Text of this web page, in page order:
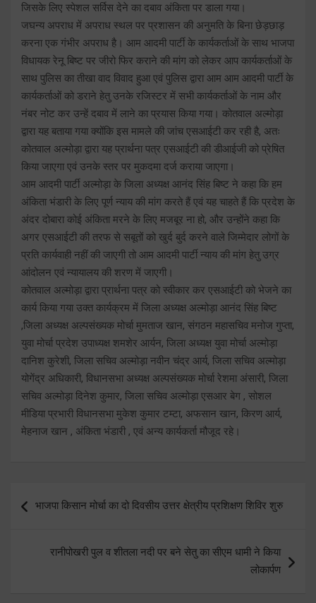
जिसके लिए स्पेशल सर्विस देने का दबाव अंकिता पर डाला गया।
जघन्य अपराध में अपराध स्थल पर प्रशासन की अनुमति के बिना छेड़छाड़
करना एक गंभीर अपराध है। आम आदमी पार्टी के कार्यकर्ताओं के साथ भाजपा
विधायक रेनू बिष्ट पर जीरो फिर कराने की मांग को लेकर आप कार्यकर्ताओं के
साथ पुलिस का तीखा वाद विवाद हुआ एवं पुलिस द्वारा आम आम आदमी पार्टी के
कार्यकर्ताओं को डराने हेतु उनके रजिस्टर में सभी कार्यकर्ताओं के नाम और
नंबर नोट कर उन्हें दबाव में लाने का प्रयास किया गया। कोतवाल अल्मोड़ा
द्वारा यह बताया गया क्योंकि इस मामले की जांच एसआईटी कर रही है, अतः
कोतवाल अल्मोड़ा द्वारा यह प्रार्थना पत्र एसआईटी की डीआईजी को प्रेषित
किया जाएगा एवं उनके स्तर पर मुकदमा दर्ज कराया जाएगा।
आम आदमी पार्टी अल्मोड़ा के जिला अध्यक्ष आनंद सिंह बिष्ट ने कहा कि हम
अंकिता भंडारी के लिए पूर्ण न्याय की मांग करते हैं एवं यह चाहते हैं कि प्रदेश के
अंदर दोबारा कोई अंकिता मरने के लिए मजबूर ना हो, और उन्होंने कहा कि
अगर एसआईटी की तरफ से सबूतों को खुर्द बुर्द करने वाले जिम्मेदार लोगों के
प्रति कार्यवाही नहीं की जाएगी तो आम आदमी पार्टी न्याय की मांग हेतु उग्र
आंदोलन एवं न्यायालय की शरण में जाएगी।
कोतवाल अल्मोड़ा द्वारा प्रार्थना पत्र को स्वीकार कर एसआईटी को भेजने का
कार्य किया गया उक्त कार्यक्रम में जिला अध्यक्ष अल्मोड़ा आनंद सिंह बिष्ट
,जिला अध्यक्ष अल्पसंख्यक मोर्चा मुमताज खान, संगठन महासचिव मनोज गुप्ता,
युवा मोर्चा प्रदेश उपाध्यक्ष शमशेर आर्यन, जिला अध्यक्ष युवा मोर्चा अल्मोड़ा
दानिश कुरेशी, जिला सचिव अल्मोड़ा नवीन चंद्र आर्य, जिला सचिव अल्मोड़ा
योगेंद्र अधिकारी, विधानसभा अध्यक्ष अल्पसंख्यक मोर्चा रेशमा अंसारी, जिला
सचिव अल्मोड़ा दिनेश कुमार, जिला सचिव अल्मोड़ा एसआर बेग , सोशल
मीडिया प्रभारी विधानसभा मुकेश कुमार टम्टा, अफसान खान, किरण आर्य,
मेहनाज खान , अंकिता भंडारी , एवं अन्य कार्यकर्ता मौजूद रहे।
navigation
भाजपा किसान मोर्चा का दो दिवसीय उत्तर क्षेत्रीय प्रशिक्षण शिविर शुरु
रानीपोखरी पुल व शीतला नदी पर बने सेतु का सीएम धामी ने किया
लोकार्पण